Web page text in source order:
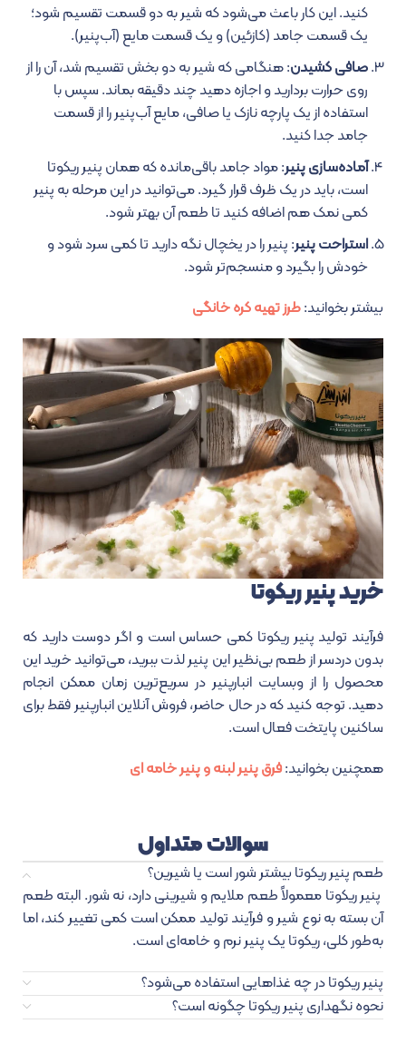
کنید. این کار باعث می‌شود که شیر به دو قسمت تقسیم شود؛
یک قسمت جامد (کازئین) و یک قسمت مایع (آب‌پنیر).
صافی کشیدن: هنگامی که شیر به دو بخش تقسیم شد، آن را از
روی حرارت بردارید و اجازه دهید چند دقیقه بماند. سپس با
استفاده از یک پارچه نازک یا صافی، مایع آب‌پنیر را از قسمت
جامد جدا کنید.
آماده‌سازی پنیر: مواد جامد باقی‌مانده که همان پنیر ریکوتا
است، باید در یک ظرف قرار گیرد. می‌توانید در این مرحله به پنیر
کمی نمک هم اضافه کنید تا طعم آن بهتر شود.
استراحت پنیر: پنیر را در یخچال نگه دارید تا کمی سرد شود و
خودش را بگیرد و منسجم‌تر شود.
بیشتر بخوانید:طرز تهیه کره خانگی
خرید پنیر ریکوتا
فرآیند تولید پنیر ریکوتا کمی حساس است و اگر دوست دارید که
بدون دردسر از طعم بی‌نظیر این پنیر لذت ببرید، می‌توانید خرید این
محصول را از وبسایت انبارپنیر در سریع‌ترین زمان ممکن انجام
دهید. توجه کنید که در حال حاضر، فروش آنلاین انبارپنیر فقط برای
ساکنین پایتخت فعال است.
همچنین بخوانید:فرق پنیر لبنه و پنیر خامه ای
سوالات متداول
طعم پنیر ریکوتا بیشتر شور است یا شیرین؟
پنیر ریکوتا معمولاً طعم ملایم و شیرینی دارد، نه شور. البته طعم
آن بسته به نوع شیر و فرآیند تولید ممکن است کمی تغییر کند، اما
به‌طور کلی، ریکوتا یک پنیر نرم و خامه‌ای است.
پنیر ریکوتا در چه غذاهایی استفاده می‌شود؟
نحوه نگهداری پنیر ریکوتا چگونه است؟